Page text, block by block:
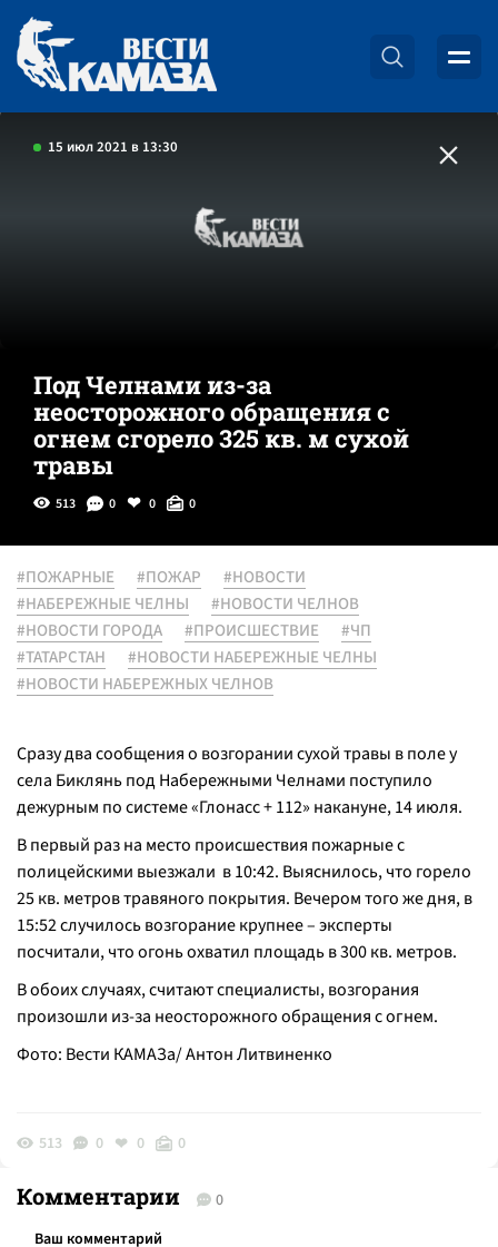
15 июл 2021 в 13:30
Под Челнами из-за
неосторожного обращения с
огнем сгорело 325 кв. м сухой
травы
513 0 0 0
#ПОЖАРНЫЕ #ПОЖАР
#НОВОСТИ
#НАБЕРЕЖНЫЕ ЧЕЛНЫ
#НОВОСТИ ЧЕЛНОВ
#НОВОСТИ ГОРОДА
#ПРОИСШЕСТВИЕ
#ЧП
#ТАТАРСТАН
#НОВОСТИ НАБЕРЕЖНЫЕ ЧЕЛНЫ
#НОВОСТИ НАБЕРЕЖНЫХ ЧЕЛНОВ
Сразу два сообщения о возгорании сухой травы в поле у
села Биклянь под Набережными Челнами поступило
дежурным по системе «Глонасс + 112» накануне, 14 июля.
В первый раз на место происшествия пожарные с
полицейскими выезжали в 10:42. Выяснилось, что горело
25 кв. метров травяного покрытия. Вечером того же дня, в
15:52 случилось возгорание крупнее – эксперты
посчитали, что огонь охватил площадь в 300 кв. метров.
В обоих случаях, считают специалисты, возгорания
произошли из-за неосторожного обращения с огнем.
Фото: Вести КАМАЗа/ Антон Литвиненко
513 0 0 0
Комментарии 0